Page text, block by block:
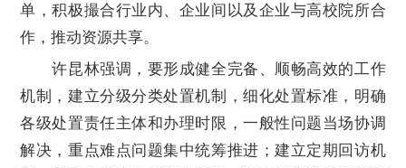
单，积极撮合行业内、企业间以及企业与高校院所合
作，推动资源共享。
许昆林强调，要形成健全完备、顺畅高效的工作
机制，建立分级分类处置机制，细化处置标准，明确
各级处置责任主体和办理时限，一般性问题当场协调
解决，重点难点问题集中统筹推进；建立定期回访机